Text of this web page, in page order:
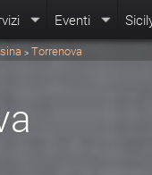
Eventi
> Torrenova